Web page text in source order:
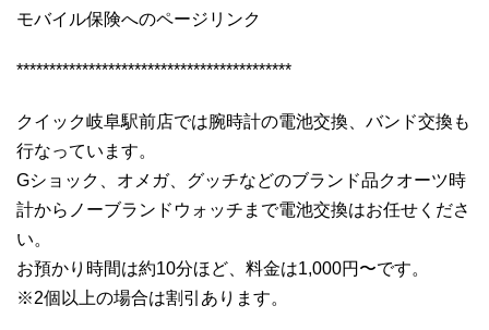
モバイル保険へのページリンク
******************************************
クイック岐阜駅前店では腕時計の電池交換、バンド交換も
行なっています。
Gショック、オメガ、グッチなどのブランド品クオーツ時
計からノーブランドウォッチまで電池交換はお任せくださ
い。
お預かり時間は約10分ほど、料金は1,000円〜です。
※2個以上の場合は割引あります。